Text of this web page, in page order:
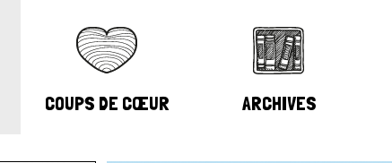
COUPS DE CŒUR ARCHIVES